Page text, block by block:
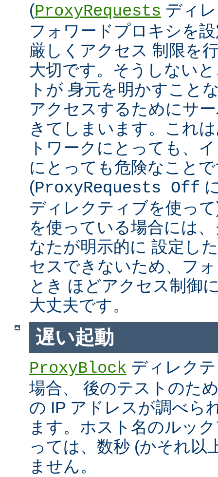
(ProxyRequests ディ
フォワードプロキシを
厳しくアクセス 制限を
大切です。そうしない
トが 身元を明かすこと
アクセスするためにサ
きてしまいます。これ
トワークにとっても、
にとっても危険なこと
(ProxyRequests Off
ディレクティブを使っ
を使っている場合には
なたが明示的に 設定し
セスできないため、フ
とき ほどアクセス制御
大丈夫です。
遅い起動
ProxyBlock ディレク
場合、 後のテストのた
の IP アドレスが調べら
ます。ホスト名のルッ
っては、数秒 (かそれ以
ません。